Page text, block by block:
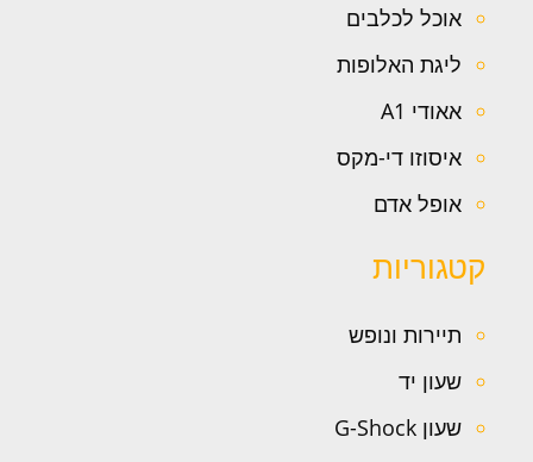
אוכל לכלבים
ליגת האלופות
אאודי A1
איסוזו די-מקס
אופל אדם
קטגוריות
תיירות ונופש
שעון יד
שעון G-Shock